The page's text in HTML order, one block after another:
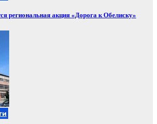
региональная акция «Дорога к Обелиску»